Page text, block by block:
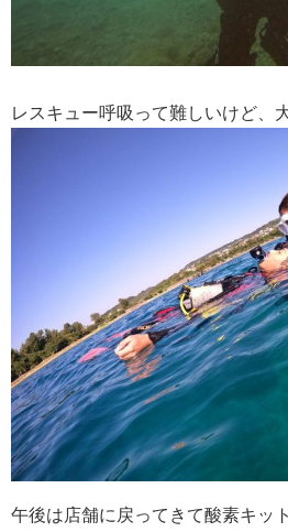
レスキュー呼吸って難しいけど、
午後は店舗に戻ってきて酸素キッ